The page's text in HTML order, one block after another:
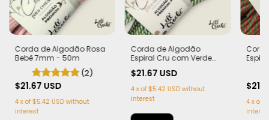
Corda de Algodão Rosa
Bebê 7mm - 50m
(2)
$21.67 USD
4 xof $5.42 USD without
interest
Corda de Algodão
Espiral Cru com Verde
$21.67 USD
4 xof $5.42 USD without
interest
4 x of